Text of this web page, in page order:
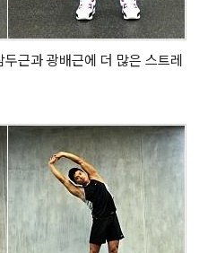
근과 광배근에 더 많은 스트레